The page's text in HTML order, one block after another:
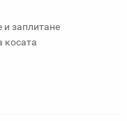
и заплитане
косата